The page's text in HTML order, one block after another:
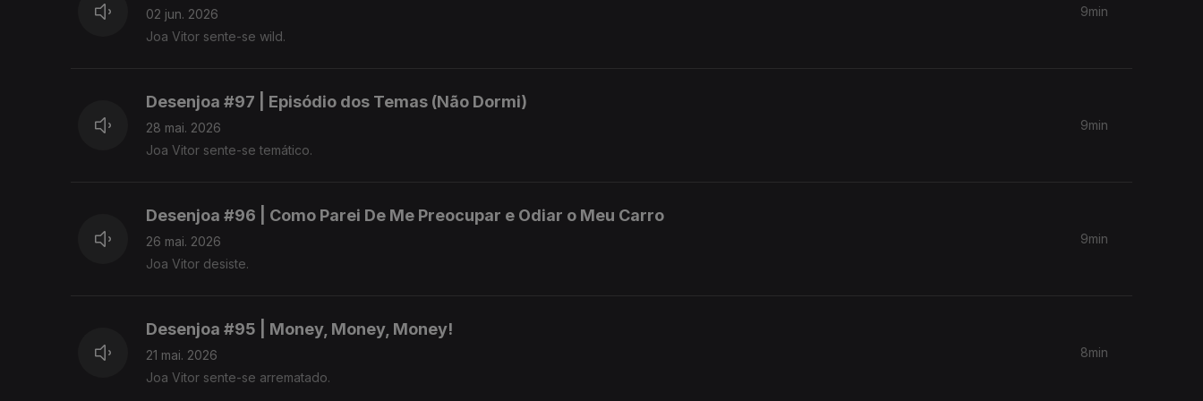
02 jun. 2026
Joa Vitor sente-se wild.
9min
Desenjoa #97 | Episódio dos Temas (Não Dormi)
28 mai. 2026
Joa Vitor sente-se temático.
9min
Desenjoa #96 | Como Parei De Me Preocupar e Odiar o Meu Carro
26 mai. 2026
Joa Vitor desiste.
9min
Desenjoa #95 | Money, Money, Money!
21 mai. 2026
Joa Vitor sente-se arrematado.
8min